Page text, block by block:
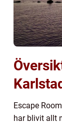
Escape
har blivit allt